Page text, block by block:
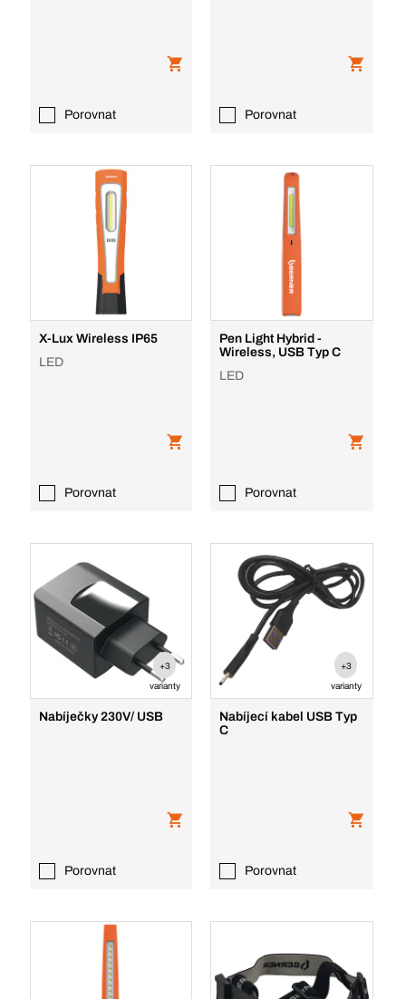
Porovnat Porovnat
X-Lux Wireless IP65
LED
Porovnat
Pen Light Hybrid -
Wireless, USB Typ C
LED
Porovnat
+3
varianty
Nabíječky 230V/ USB
Porovnat
+3
varianty
Nabíjecí kabel USB Typ
C
Porovnat